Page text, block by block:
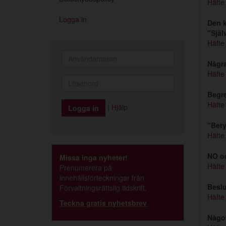
Logga in
Hjälp
Missa inga nyheter!
Prenumerera på
innehållsförteckningar från
Förvaltningsrättslig tidskrift.
Teckna gratis nyhetsbrev
Den
NO